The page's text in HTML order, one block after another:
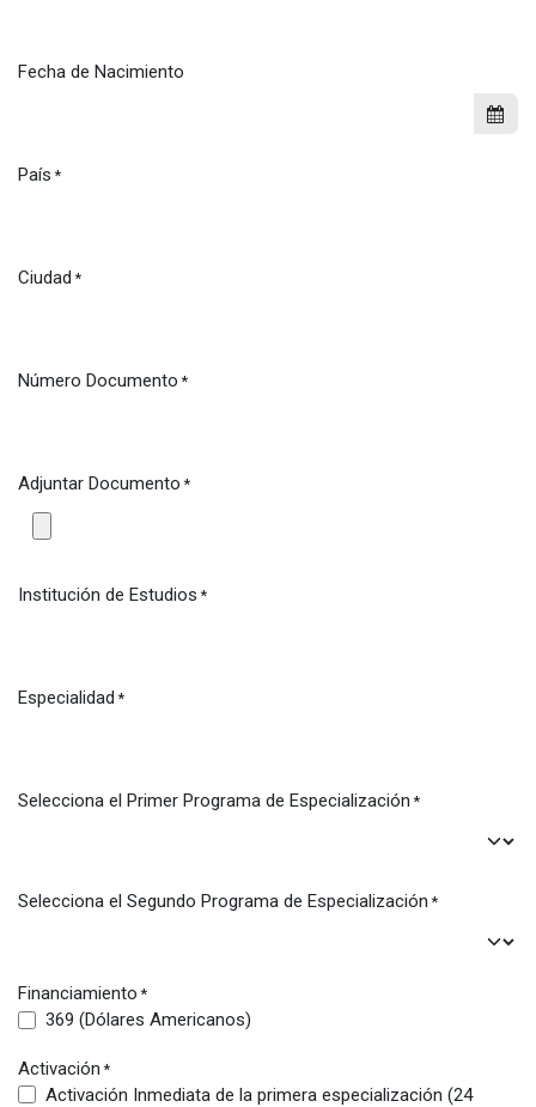
Fecha de Nacimiento
País *
Ciudad *
Número Documento *
Adjuntar Documento *
Institución de Estudios *
Especialidad *
Selecciona el Primer Programa de Especialización *
Selecciona el Segundo Programa de Especialización *
Financiamiento *
369 (Dólares Americanos)
Activación *
Activación Inmediata de la primera especialización (24